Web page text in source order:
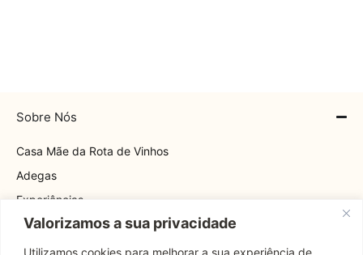
Valorizamos a sua privacidade
Utilizamos cookies para melhorar a sua experiência de
Sobre Nós
Casa Mãe da Rota de Vinhos
Adegas
Experiências
Explore
Rota